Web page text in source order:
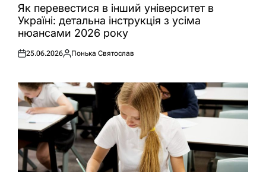
У
Як перевестися в інший університет в
Україні: детальна інструкція з усіма
нюансами 2026 року
Оприлюднено
25.06.2026
Опубліковано
Понька Святослав